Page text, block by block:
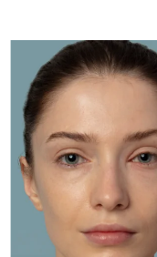
All
眼部
All
For
護膚品
全部購買
曼島
以色列
義大利
日本
澤西島